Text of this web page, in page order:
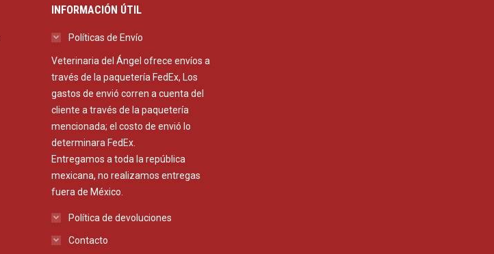
INFORMACIÓN ÚTIL
Políticas de Envío
Veterinaria del Ángel ofrece envíos a
través de la paquetería FedEx, Los
gastos de envió corren a cuenta del
cliente a través de la paquetería
mencionada; el costo de envió lo
determinara FedEx.
Entregamos a toda la república
mexicana, no realizamos entregas
fuera de México.
Política de devoluciones
Contacto